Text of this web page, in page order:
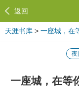
返回
天涯书库 > 一座城，在
夜
一座城，在等